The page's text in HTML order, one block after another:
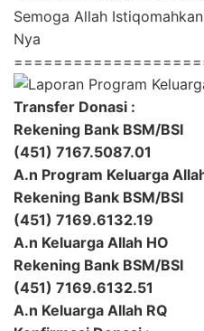
Semoga Allah
Nya
Transfer Donasi :
Rekening Bank BSM/BSI
(451) 7167.5087.01
A.n Program Keluarga
Rekening Bank BSM/BSI
(451) 7169.6132.19
A.n Keluarga Allah HO
Rekening Bank BSM/BSI
(451) 7169.6132.51
A.n Keluarga Allah RQ